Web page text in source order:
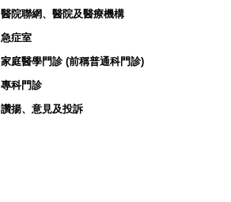
醫院聯網、醫院及醫療機構
急症室
家庭醫學門診 (前稱普通科門診)
專科門診
讚揚、意見及投訴